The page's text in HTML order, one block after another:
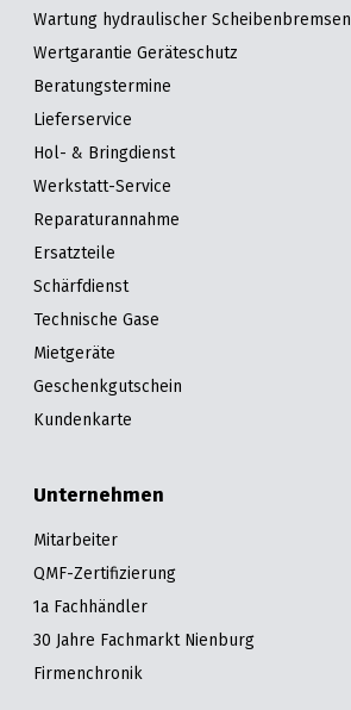
&
Prospekte
WEBER
Grills
und
Grill-
Zubehör
Ansprechpartner
Kataloge
&
Prospekte
&
Prospekte
Handwerkzeuge
Unsere
Marken
Ansprechpartner
Kataloge
&
Prospekte
Videos
Wartung hydraulischer Scheibenbremsen
Wertgarantie Geräteschutz
Beratungstermine
Lieferservice
Hol- & Bringdienst
Werkstatt-Service
Reparaturannahme
Ersatzteile
Schärfdienst
Technische Gase
Mietgeräte
Geschenkgutschein
Kundenkarte
Unternehmen
Mitarbeiter
QMF-Zertifizierung
1a Fachhändler
30 Jahre Fachmarkt Nienburg
Firmenchronik